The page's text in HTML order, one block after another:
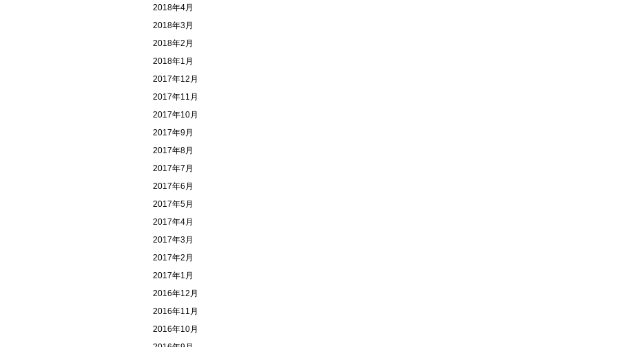
2018年4月
2018年3月
2018年2月
2018年1月
2017年12月
2017年11月
2017年10月
2017年9月
2017年8月
2017年7月
2017年6月
2017年5月
2017年4月
2017年3月
2017年2月
2017年1月
2016年12月
2016年11月
2016年10月